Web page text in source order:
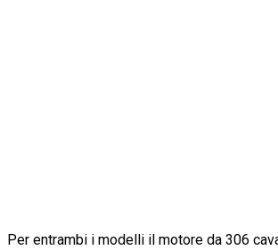
Per entrambi i modelli il motore da 306